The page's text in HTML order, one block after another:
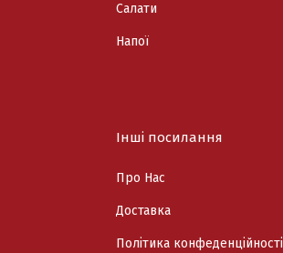
Cалати
Напої
Інші посилання
Про Нас
Доставка
Політика конфеденційності